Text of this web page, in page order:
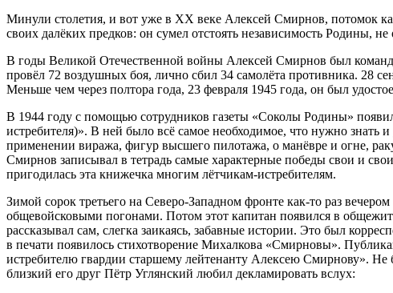
Минули столетия, и вот уже в ХХ веке Алексей Смирнов, потомок
своих далёких предков: он сумел отстоять независимость Родины,
В годы Великой Отечественной войны Алексей Смирнов был
провёл 72 воздушных боя, лично сбил 34 самолёта противника. 28
Меньше чем через полтора года, 23 февраля 1945 года, он был
В 1944 году с помощью сотрудников газеты «Соколы Родины»
истребителя)». В ней было всё самое необходимое, что нужно
применении виража, фигур высшего пилотажа, о манёвре и огне,
Смирнов записывал в тетрадь самые характерные победы свои и
пригодилась эта книжечка многим лётчикам-истребителям.
Зимой сорок третьего на Северо-Западном фронте как-то раз
общевойсковыми погонами. Потом этот капитан появился в
рассказывал сам, слегка заикаясь, забавные истории. Это был
в печати появилось стихотворение Михалкова «Смирновы».
истребителю гвардии старшему лейтенанту Алексею Смирнову».
близкий его друг Пётр Углянский любил декламировать вслух: